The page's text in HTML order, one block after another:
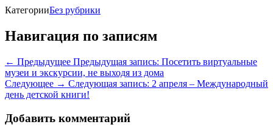
КатегорииБез рубрики
Навигация по записям
← Предыдущее Предыдущая запись: Посетить виртуальные
музеи и экскурсии, не выходя из дома
Следующее → Следующая запись: 2 апреля – Международный
день детской книги!
Добавить комментарий